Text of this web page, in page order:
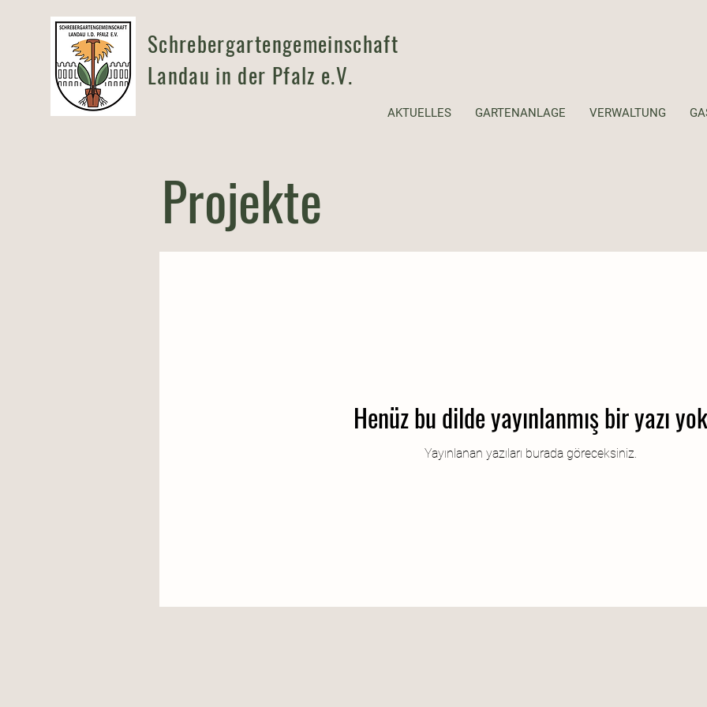
Schrebergartengemeinschaft
Landau in der Pfalz e.V.
AKTUELLES GARTENANLAGE VERWALTUNG
Projekte
Henüz bu dilde yayınlanmış bir yazı yok
Yayınlanan yazıları burada göreceksiniz.